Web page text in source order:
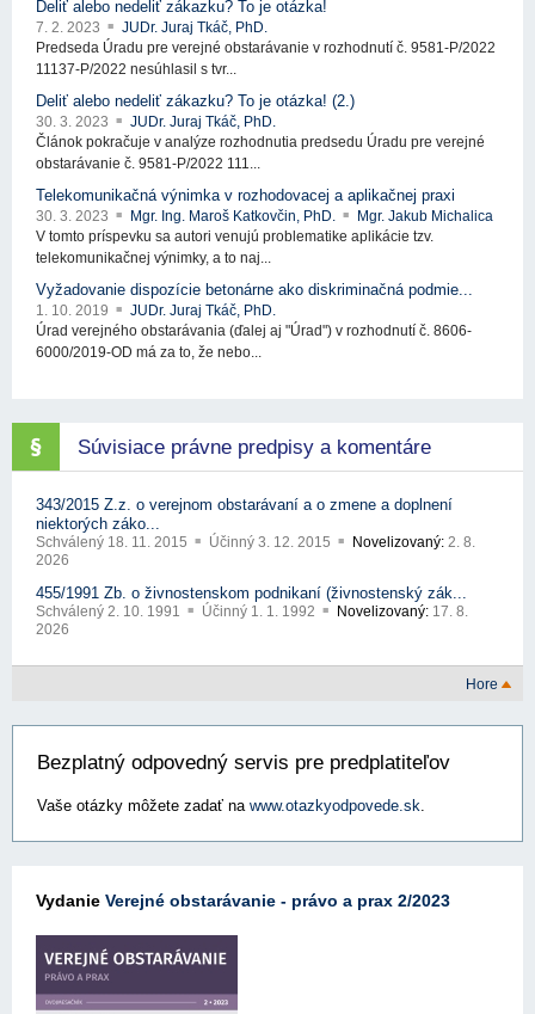
Deliť alebo nedeliť zákazku? To je otázka!
7. 2. 2023
JUDr. Juraj Tkáč, PhD.
Predseda Úradu pre verejné obstarávanie v rozhodnutí č. 9581-P/2022
11137-P/2022 nesúhlasil s tvr...
Deliť alebo nedeliť zákazku? To je otázka! (2.)
30. 3. 2023
JUDr. Juraj Tkáč, PhD.
Článok pokračuje v analýze rozhodnutia predsedu Úradu pre verejné
obstarávanie č. 9581-P/2022 111...
Telekomunikačná výnimka v rozhodovacej a aplikačnej praxi
30. 3. 2023 Mgr. Ing. Maroš Katkovčin, PhD.
Mgr. Jakub Michalica
V tomto príspevku sa autori venujú problematike aplikácie tzv.
telekomunikačnej výnimky, a to naj...
Vyžadovanie dispozície betonárne ako diskriminačná podmie...
1. 10. 2019
JUDr. Juraj Tkáč, PhD.
Úrad verejného obstarávania (ďalej aj "Úrad") v rozhodnutí č. 8606-
6000/2019-OD má za to, že nebo...
Súvisiace právne predpisy a komentáre
343/2015 Z.z. o verejnom obstarávaní a o zmene a doplnení
niektorých záko...
Schválený 18. 11. 2015 Účinný 3. 12. 2015 Novelizovaný: 2. 8.
2026
455/1991 Zb. o živnostenskom podnikaní (živnostenský zák...
Schválený 2. 10. 1991 Účinný 1. 1. 1992 Novelizovaný: 17. 8.
2026
Hore
Bezplatný odpovedný servis pre predplatiteľov
Vaše otázky môžete zadať na www.otazkyodpovede.sk.
Vydanie Verejné obstarávanie - právo a prax 2/2023